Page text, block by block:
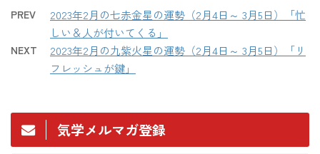
PREV
2023年2月の七赤金星の運勢（2月4日～ 3月5日）「忙
しい＆人が付いてくる」
NEXT
2023年2月の九紫火星の運勢（2月4日～ 3月5日）「リ
フレッシュが鍵」
気学メルマガ登録